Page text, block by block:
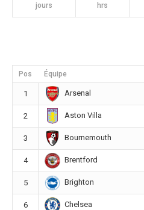
jours hrs
Pos Équipe
1 Arsenal
2 Aston Villa
3 Bournemouth
4 Brentford
5 Brighton
6 Chelsea